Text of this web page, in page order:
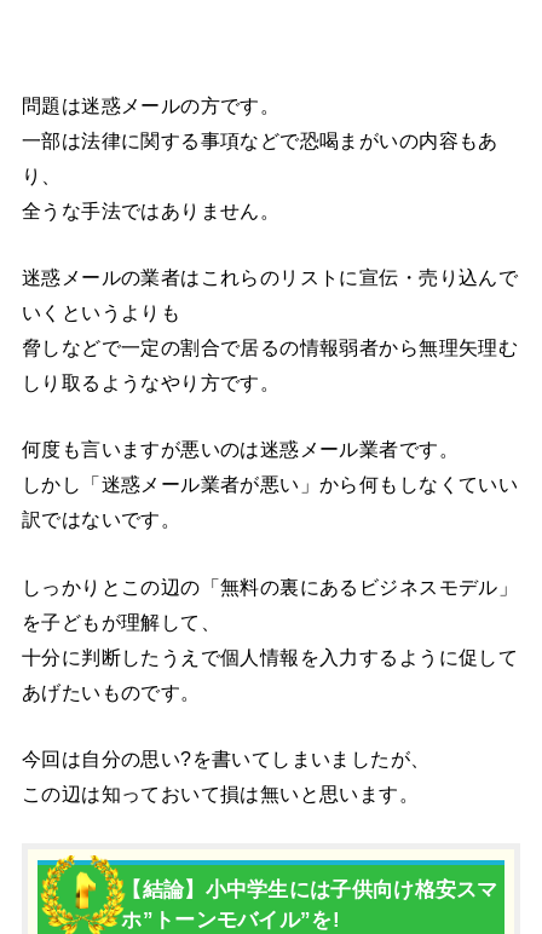
問題は迷惑メールの方です。
一部は法律に関する事項などで恐喝まがいの内容もあ
り、
全うな手法ではありません。
迷惑メールの業者はこれらのリストに宣伝・売り込んで
いくというよりも
脅しなどで一定の割合で居るの情報弱者から無理矢理む
しり取るようなやり方です。
何度も言いますが悪いのは迷惑メール業者です。
しかし「迷惑メール業者が悪い」から何もしなくていい
訳ではないです。
しっかりとこの辺の「無料の裏にあるビジネスモデル」
を子どもが理解して、
十分に判断したうえで個人情報を入力するように促して
あげたいものです。
今回は自分の思い?を書いてしまいましたが、
この辺は知っておいて損は無いと思います。
【結論】小中学生には子供向け格安スマ
ホ”トーンモバイル”を!